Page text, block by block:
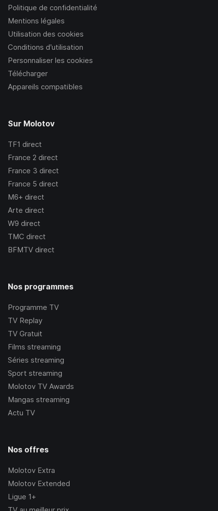
Politique de confidentialité
Mentions légales
Utilisation des cookies
Conditions d’utilisation
Personnaliser les cookies
Télécharger
Appareils compatibles
Sur Molotov
TF1 direct
France 2 direct
France 3 direct
France 5 direct
M6+ direct
Arte direct
W9 direct
TMC direct
BFMTV direct
Nos programmes
Programme TV
TV Replay
TV Gratuit
Films streaming
Séries streaming
Sport streaming
Molotov TV Awards
Mangas streaming
Actu TV
Nos offres
Molotov Extra
Molotov Extended
Ligue 1+